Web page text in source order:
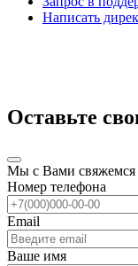
Написать
Оставьте
Мы с Вами свяжемся
Номер телефона
Email
Ваше имя